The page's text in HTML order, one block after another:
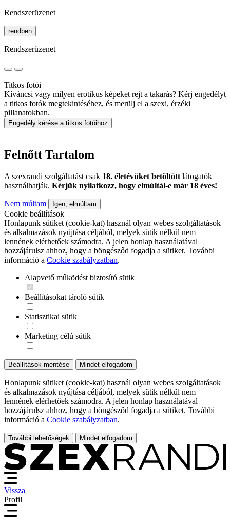
Rendszerüzenet
rendben
Rendszerüzenet
Titkos fotói
Kíváncsi vagy milyen erotikus képeket rejt a takarás? Kérj engedélyt
a titkos fotók megtekintéséhez, és merülj el a szexi, érzéki
pillanatokban.
Engedély kérése a titkos fotóihoz
Felnőtt Tartalom
A szexrandi szolgáltatást csak 18. életévüket betöltött látogatók
használhatják. Kérjük nyilatkozz, hogy elmúltál-e már 18 éves!
Nem múltam Igen, elmúltam
Cookie beállítások
Honlapunk sütiket (cookie-kat) használ olyan webes szolgáltatások
és alkalmazások nyújtása céljából, melyek sütik nélkül nem
lennének elérhetőek számodra. A jelen honlap használatával
hozzájárulsz ahhoz, hogy a böngésződ fogadja a sütiket. További
információ a Cookie szabályzatban.
Alapvető működést biztosító sütik
Beállításokat tároló sütik
Statisztikai sütik
Marketing célú sütik
Beállítások mentése Mindet elfogadom
Honlapunk sütiket (cookie-kat) használ olyan webes szolgáltatások
és alkalmazások nyújtása céljából, melyek sütik nélkül nem
lennének elérhetőek számodra. A jelen honlap használatával
hozzájárulsz ahhoz, hogy a böngésződ fogadja a sütiket. További
információ a Cookie szabályzatban.
További lehetőségek Mindet elfogadom
Vissza
Profil